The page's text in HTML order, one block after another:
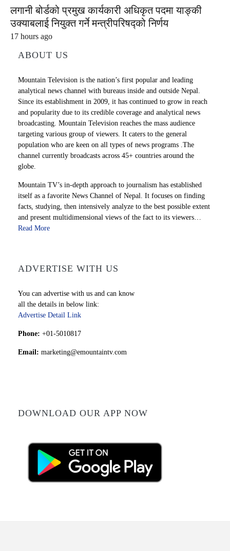
लगानी बोर्डको प्रमुख कार्यकारी अधिकृत पदमा याङ्की
उक्याबलाई नियुक्त गर्ने मन्त्रीपरिषद्को निर्णय
17 hours ago
ABOUT US
Mountain Television is the nation’s first popular and leading
analytical news channel with bureaus inside and outside Nepal.
Since its establishment in 2009, it has continued to grow in reach
and popularity due to its credible coverage and analytical news
broadcasting. Mountain Television reaches the mass audience
targeting various group of viewers. It caters to the general
population who are keen on all types of news programs .The
channel currently broadcasts across 45+ countries around the
globe.
Mountain TV’s in-depth approach to journalism has established
itself as a favorite News Channel of Nepal. It focuses on finding
facts, studying, then intensively analyze to the best possible extent
and present multidimensional views of the fact to its viewers…
Read More
ADVERTISE WITH US
You can advertise with us and can know
all the details in below link:
Advertise Detail Link
Phone: +01-5010817
Email: marketing@emountaintv.com
DOWNLOAD OUR APP NOW